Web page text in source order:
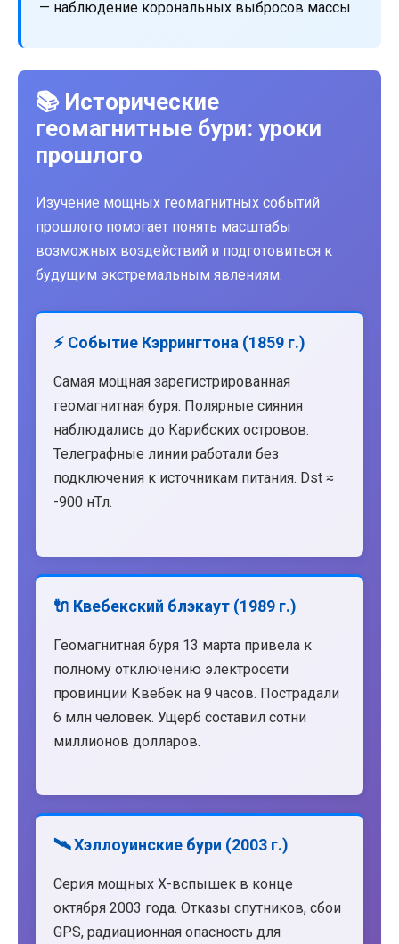
— наблюдение корональных выбросов массы
📚 Исторические
геомагнитные бури: уроки
прошлого
Изучение мощных геомагнитных событий
прошлого помогает понять масштабы
возможных воздействий и подготовиться к
будущим экстремальным явлениям.
⚡ Событие Кэррингтона (1859 г.)
Самая мощная зарегистрированная
геомагнитная буря. Полярные сияния
наблюдались до Карибских островов.
Телеграфные линии работали без
подключения к источникам питания. Dst ≈
-900 нТл.
🔌 Квебекский блэкаут (1989 г.)
Геомагнитная буря 13 марта привела к
полному отключению электросети
провинции Квебек на 9 часов. Пострадали
6 млн человек. Ущерб составил сотни
миллионов долларов.
🛰️ Хэллоуинские бури (2003 г.)
Серия мощных X-вспышек в конце
октября 2003 года. Отказы спутников, сбои
GPS, радиационная опасность для